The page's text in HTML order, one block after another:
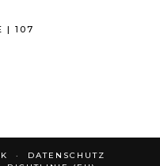
| 107
DATENSCHUTZ